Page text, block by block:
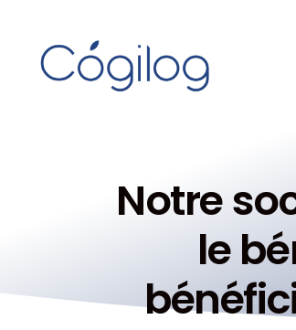
Notre
le